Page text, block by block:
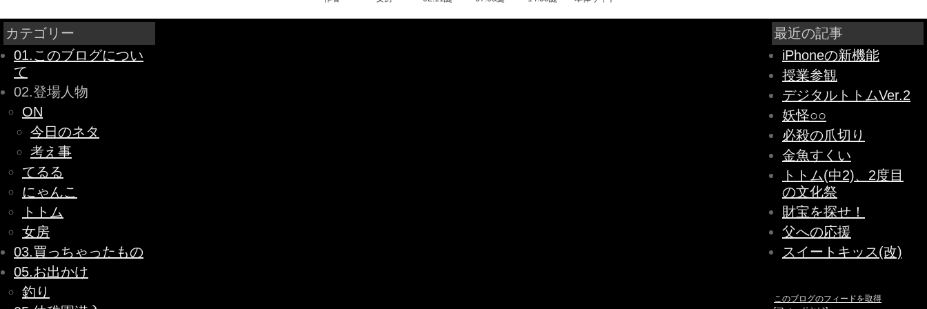
カテゴリー
01.このブログについ
て
02.登場人物
ON
今日のネタ
考え事
てるる
にゃんこ
トトム
女房
03.買っちゃったもの
05.お出かけ
釣り
最近の記事
iPhoneの新機能
授業参観
デジタルトトムVer.2
妖怪○○
必殺の爪切り
金魚すくい
トトム(中2)、2度目
の文化祭
財宝を探せ！
父への応援
スイートキッス(改)
このブログのフィードを取得